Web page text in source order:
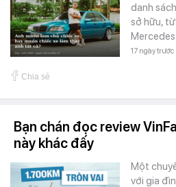
danh
sở hữu,
Mercedes
17 ngày trước
Chia sẻ
Bạn chán đọc review
này khác đấy
Một
với gia